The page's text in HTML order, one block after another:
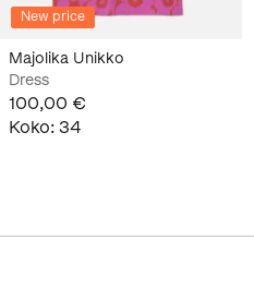
New price
Majolika Unikko
Dress
100,00 €
Koko: 34